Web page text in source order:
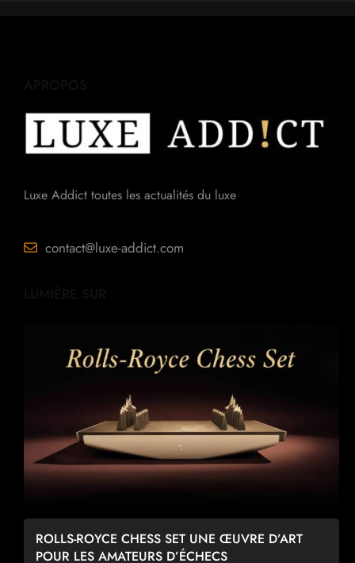
Luxe Addict toutes les actualités du luxe
contact@luxe-addict.com
ROLLS-ROYCE CHESS SET UNE ŒUVRE D’ART
POUR LES AMATEURS D’ÉCHECS